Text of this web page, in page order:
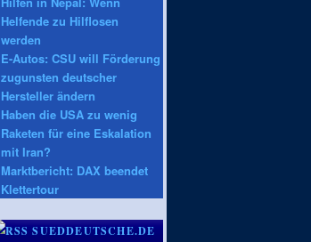
Helfende zu Hilflosen
werden
E-Autos: CSU will Förderung
zugunsten deutscher
Hersteller ändern
Haben die USA zu wenig
Raketen für eine Eskalation
mit Iran?
Marktbericht: DAX beendet
Klettertour
SUEDDEUTSCHE.DE